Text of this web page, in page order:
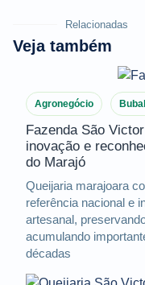
Relacionadas
Veja também
Agronegócio
Fazenda São
inovação e
do Marajó
Queijaria marajoara
referência nacional e
artesanal,
acumulando
décadas